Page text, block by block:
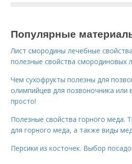
Популярные
Лист смородины лечебные
полезные свойства смородиновых
Чем сухофрукты полезны для
олимпийцев для позвоночника или
просто!
Полезные свойства горного меда.
для горного меда, а также виды
Персики из косточек. Выбор